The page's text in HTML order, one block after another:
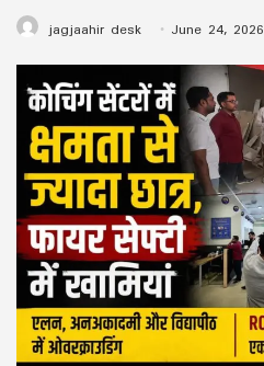
jagjaahir desk June 24, 2026